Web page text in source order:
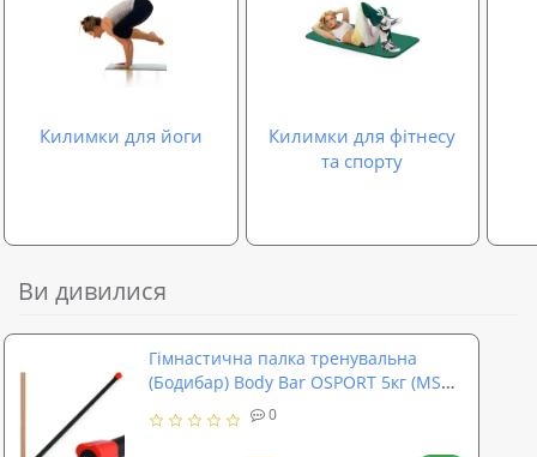
Килимки для йоги
Килимки для фітнесу
та спорту
Ви дивилися
Гімнастична палка тренувальна
(Бодибар) Body Bar OSPORT 5кг (MS
0